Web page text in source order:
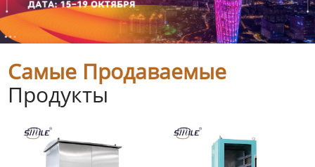
Самые Продаваемые
Продукты